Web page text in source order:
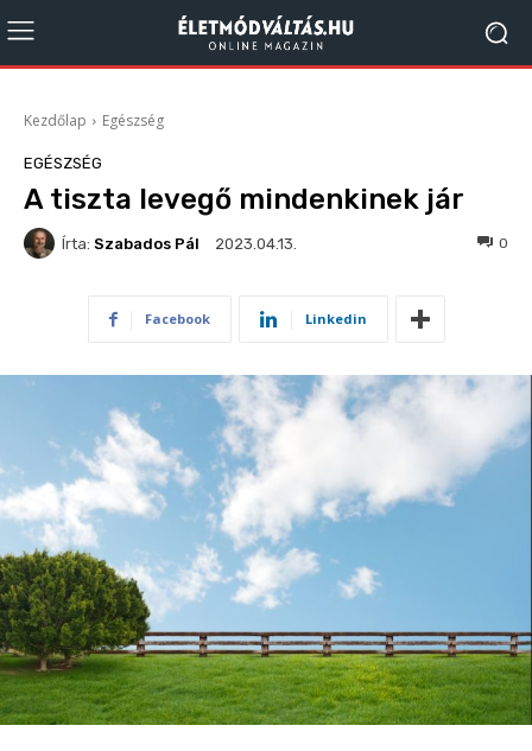
Kezdőlap Egészség
EGÉSZSÉG
A tiszta levegő mindenkinek jár
Írta: Szabados Pál 2023.04.13. 0
Facebook Linkedin